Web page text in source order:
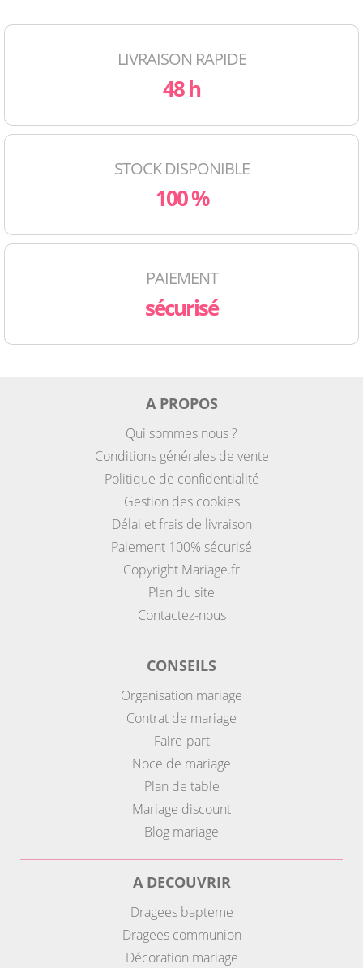
LIVRAISON RAPIDE
48 h
STOCK DISPONIBLE
100 %
PAIEMENT
sécurisé
A PROPOS
Qui sommes nous ?
Conditions générales de vente
Politique de confidentialité
Gestion des cookies
Délai et frais de livraison
Paiement 100% sécurisé
Copyright Mariage.fr
Plan du site
Contactez-nous
CONSEILS
Organisation mariage
Contrat de mariage
Faire-part
Noce de mariage
Plan de table
Mariage discount
Blog mariage
A DECOUVRIR
Dragees bapteme
Dragees communion
Décoration mariage